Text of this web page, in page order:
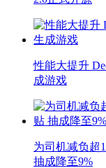
性能大提升
成游戏
为司机减负超
抽成降至9%